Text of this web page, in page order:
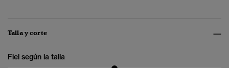
Talla y corte
Fiel según la talla